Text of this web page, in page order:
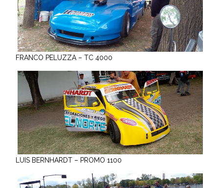
FRANCO PELUZZA – TC 4000
LUIS BERNHARDT – PROMO 1100